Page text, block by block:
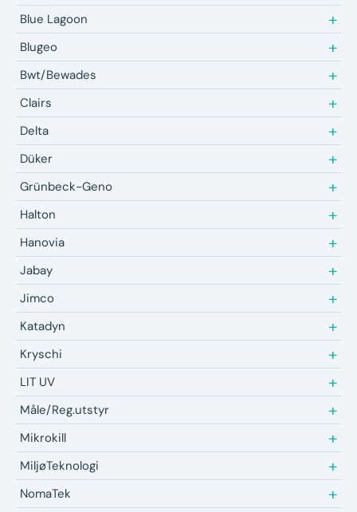
Blue Lagoon
Blugeo
Bwt/Bewades
Clairs
Delta
Düker
Grünbeck-Geno
Halton
Hanovia
Jabay
Jimco
Katadyn
Kryschi
LIT UV
Måle/Reg.utstyr
Mikrokill
MiljøTeknologi
NomaTek